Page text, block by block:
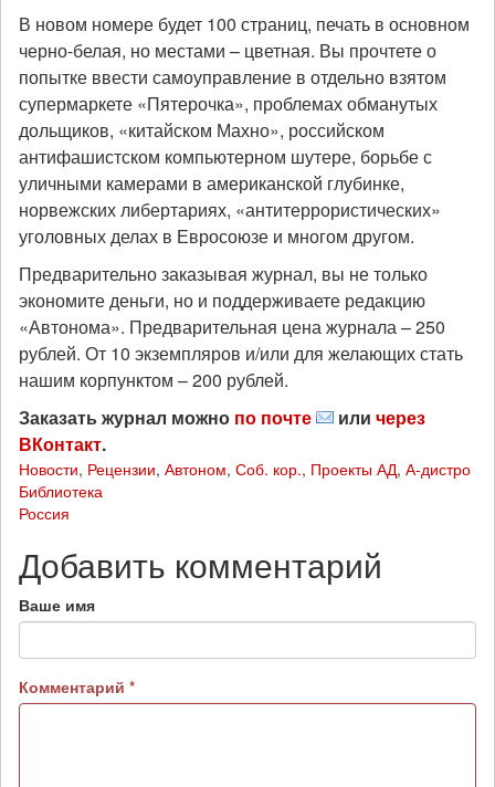
В новом номере будет 100 страниц, печать в основном
черно-белая, но местами – цветная. Вы прочтете о
попытке ввести самоуправление в отдельно взятом
супермаркете «Пятерочка», проблемах обманутых
дольщиков, «китайском Махно», российском
антифашистском компьютерном шутере, борьбе с
уличными камерами в американской глубинке,
норвежских либертариях, «антитеррористических»
уголовных делах в Евросоюзе и многом другом.
Предварительно заказывая журнал, вы не только
экономите деньги, но и поддерживаете редакцию
«Автонома». Предварительная цена журнала – 250
рублей. От 10 экземпляров и/или для желающих стать
нашим корпунктом – 200 рублей.
Заказать журнал можно по почте или через
ВКонтакт.
Новости, Рецензии, Автоном, Соб. кор., Проекты АД, А-дистро
Библиотека
Россия
Добавить комментарий
Ваше имя
Комментарий *